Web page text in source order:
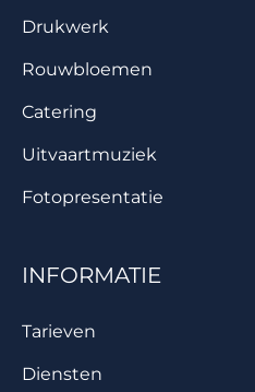
Drukwerk
Rouwbloemen
Catering
Uitvaartmuziek
Fotopresentatie
INFORMATIE
Tarieven
Diensten